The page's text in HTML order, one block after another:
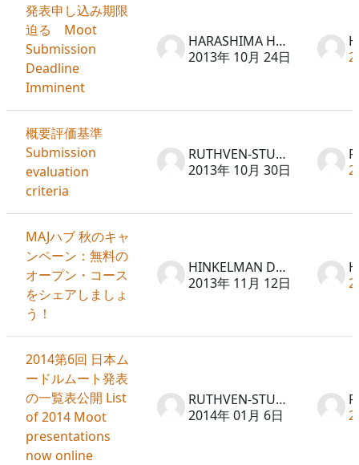
発表申し込み期限
迫る Moot
Submission
Deadline
Imminent
HARASHIMA Hideto
2013年 10月 24日
概要評価基準
Submission
evaluation
criteria
RUTHVEN-STUART Peter
2013年 10月 30日
MAJハブ 秋のキャ
ンペーン：無料の
オープン・コース
をシェアしましょ
う！
HINKELMAN Don
2013年 11月 12日
2014第6回 日本ム
ードルムート発表
の一覧表公開 List
of 2014 Moot
presentations
now online
RUTHVEN-STUART Peter
2014年 01月 6日